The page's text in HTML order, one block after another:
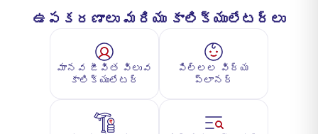
ఉపకరణాలు మరియు కాలిక్యులేటర్లు
మానవ జీవిత విలువ
కాలిక్యులేటర్
పిల్లల విద్య
ప్లానర్